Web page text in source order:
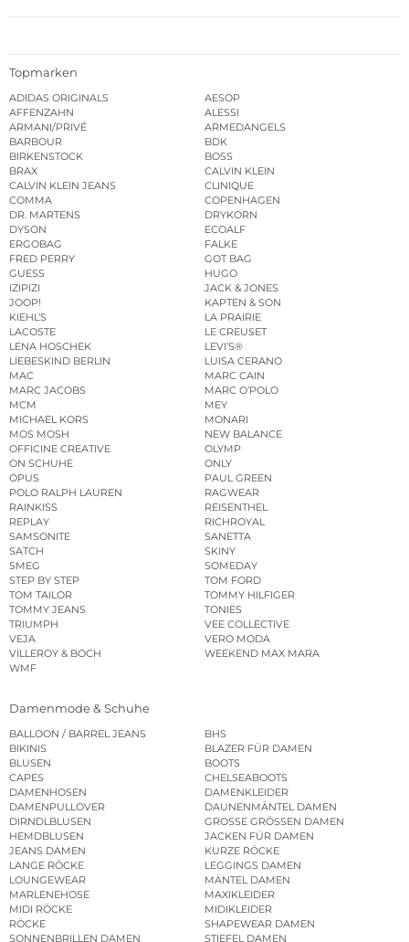
Topmarken
ADIDAS ORIGINALS
AESOP
AFFENZAHN
ALESSI
ARMANI/PRIVÉ
ARMEDANGELS
BARBOUR
BDK
BIRKENSTOCK
BOSS
BRAX
CALVIN KLEIN
CALVIN KLEIN JEANS
CLINIQUE
COMMA
COPENHAGEN
DR. MARTENS
DRYKORN
DYSON
ECOALF
ERGOBAG
FALKE
FRED PERRY
GOT BAG
GUESS
HUGO
IZIPIZI
JACK & JONES
JOOP!
KAPTEN & SON
KIEHL’S
LA PRAIRIE
LACOSTE
LE CREUSET
LENA HOSCHEK
LEVI’S®
LIEBESKIND BERLIN
LUISA CERANO
MAC
MARC CAIN
MARC JACOBS
MARC O’POLO
MCM
MEY
MICHAEL KORS
MONARI
MOS MOSH
NEW BALANCE
OFFICINE CREATIVE
OLYMP
ON SCHUHE
ONLY
OPUS
PAUL GREEN
POLO RALPH LAUREN
RAGWEAR
RAINKISS
REISENTHEL
REPLAY
RICHROYAL
SAMSONITE
SANETTA
SATCH
SKINY
SMEG
SOMEDAY
STEP BY STEP
TOM FORD
TOM TAILOR
TOMMY HILFIGER
TOMMY JEANS
TONIES
TRIUMPH
VEE COLLECTIVE
VEJA
VERO MODA
VILLEROY & BOCH
WEEKEND MAX MARA
WMF
Damenmode & Schuhe
BALLOON / BARREL JEANS
BHS
BIKINIS
BLAZER FÜR DAMEN
BLUSEN
BOOTS
CAPES
CHELSEABOOTS
DAMENHOSEN
DAMENKLEIDER
DAMENPULLOVER
DAUNENMÄNTEL DAMEN
DIRNDLBLUSEN
GROSSE GRÖSSEN DAMEN
HEMDBLUSEN
JACKEN FÜR DAMEN
JEANS DAMEN
KURZE RÖCKE
LANGE RÖCKE
LEGGINGS DAMEN
LOUNGEWEAR
MÄNTEL DAMEN
MARLENEHOSE
MAXIKLEIDER
MIDI RÖCKE
MIDIKLEIDER
RÖCKE
SHAPEWEAR DAMEN
SONNENBRILLEN DAMEN
STIEFEL DAMEN